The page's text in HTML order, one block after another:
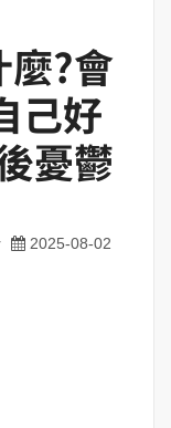
?會
己好
憂鬱
2025-08-02